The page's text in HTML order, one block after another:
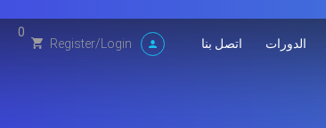
الدورات اتصل بنا Register/Login
0